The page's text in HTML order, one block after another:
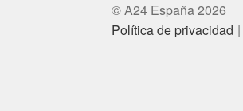
© A24 España 2026
Política de privacidad